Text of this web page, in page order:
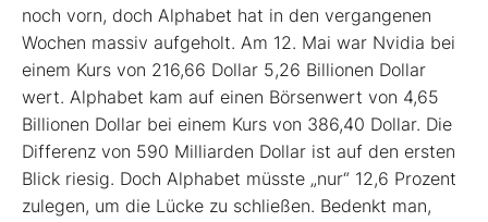
noch vorn, doch Alphabet hat in den vergangenen
Wochen massiv aufgeholt. Am 12. Mai war Nvidia bei
einem Kurs von 216,66 Dollar 5,26 Billionen Dollar
wert. Alphabet kam auf einen Börsenwert von 4,65
Billionen Dollar bei einem Kurs von 386,40 Dollar. Die
Differenz von 590 Milliarden Dollar ist auf den ersten
Blick riesig. Doch Alphabet müsste „nur“ 12,6 Prozent
zulegen, um die Lücke zu schließen. Bedenkt man,